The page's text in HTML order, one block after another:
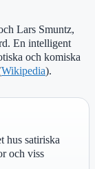
Lars Smuntz,
En intelligent
och komiska
Wikipedia).
hus satiriska
och viss